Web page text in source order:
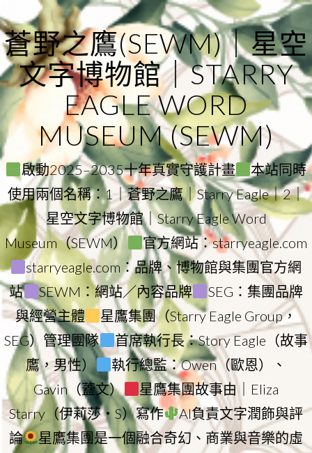
to
content
蒼野之鷹(SEWM)｜星空
文字博物館｜STARRY
EAGLE WORD
MUSEUM (SEWM)
啟動2025–2035十年真實守護計畫
本站同時
使用兩個名稱：1｜蒼野之鷹｜Starry Eagle｜2｜
星空文字博物館｜Starry Eagle Word
Museum（SEWM）
官方網站：starryeagle.com
starryeagle.com：品牌、博物館與集團官方網
站
SEWM：網站／內容品牌
SEG：集團品牌
與經營主體
星鷹集團（Starry Eagle Group，
SEG）管理團隊
首席執行長：Story Eagle（故事
鷹，男性）
執行總監：Owen（歐恩）、
Gavin（蓋文）
星鷹集團故事由｜Eliza
Starry（伊莉莎・S）寫作
AI負責文字潤飾與評
論
星鷹集團是一個融合奇幻、商業與音樂的虛